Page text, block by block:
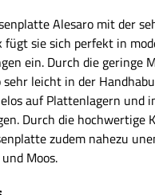
Alesaro mit der
sie sich perfekt in
ein. Durch die geringe
leicht in der
auf Plattenlagern und
Durch die hochwertige
zudem nahezu
Moos.